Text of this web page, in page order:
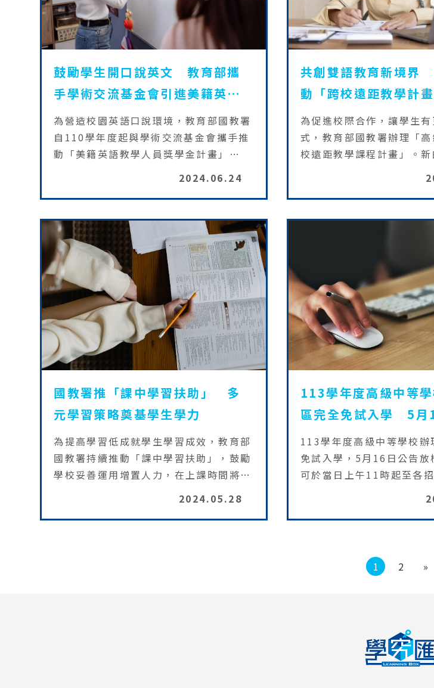
鼓勵學生開口說英文 教育部攜
手學術交流基金會引進美籍英語
教學助理
為營造校園英語口說環境，教育部國教署
自110學年度起與學術交流基金會攜手推
動「美籍英語教學人員獎學金計畫」
運動、陪伴閱讀、營隊等方式，創造學生
開口說英文的機會，進而促使雙語變成日
常溝通工具。基金會將於113學年度持續
引進75位ETF教學助理，協助國中小學打
造沉浸式英語學習環境。
2024.06.24
共創雙語教育新境界
動「跨校遠距教學計畫
為促進校際合作，讓學生
式，教育部國教署辦理「
校遠距教學課程計畫」。
「Distance Education
Everywhere」的精神下，
理和時間限制，提供學生更
國教署推「課中學習扶助」 多
元學習策略奠基學生學力
為提高學習低成就學生學習成效，教育部
國教署持續推動「課中學習扶助」，鼓勵
學校妥善運用增置人力，在上課時間將有
教師也增加學習扶助方案的多元性，讓學
2024.05.28
113學年度高級中等
區完全免試入學 5月
113學年度高級中等學校辦
免試入學，5月16日公告放
可於當日上午11時起至各
農工、國立埔里高工、國
立新營高工、國立後壁高中
農及國立馬公高中等11校
完成報到手續，以確保個人
1 2 »